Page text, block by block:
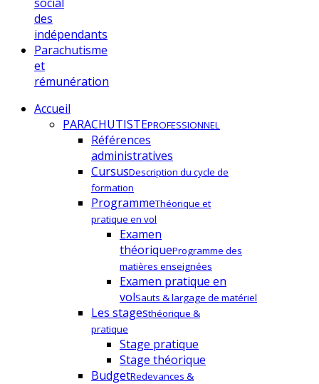
des
indépendants
Parachutisme
et
rémunération
Accueil
PARACHUTISTEPROFESSIONNEL
Références
administratives
CursusDescription du cycle de
formation
ProgrammeThéorique et
pratique en vol
Examen
théoriqueProgramme des
matières enseignées
Examen pratique en
volSauts & largage de matériel
Les stagesthéorique &
pratique
Stage pratique
Stage théorique
BudgetRedevances &